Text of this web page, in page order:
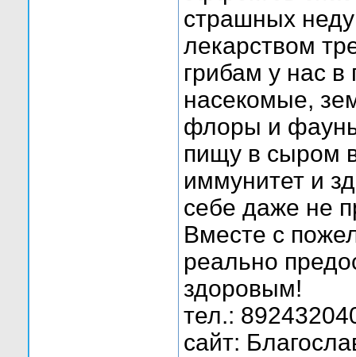
страшных
лекарством
грибам у нас в
насекомые,
флоры и
пищу в сыром
иммунитет и
себе даже не
Вместе с
реально
здоровым!
тел.:
сайт: